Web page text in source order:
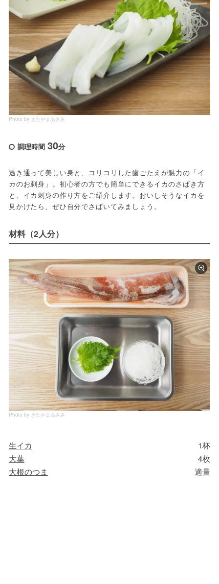
Photo by きたやまあさみ
調理時間 30分
透き通って美しい身と、コリコリした歯ごたえが魅力の「イ
カのお刺身」。初心者の方でも簡単にできるイカのさばき方
と、イカ刺身の作り方をご紹介します。おいしそうなイカを
見かけたら、ぜひ自分でさばいてみましょう。
材料（2人分）
Photo by きたやまあさみ
生イカ
1杯
大葉
4枚
大根のつま
適量